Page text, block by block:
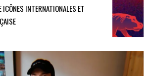
INTERNATIONALES ET